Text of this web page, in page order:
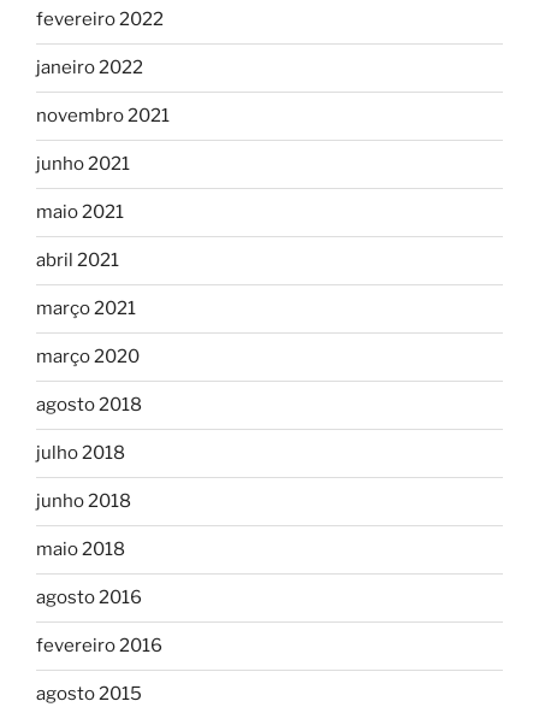
fevereiro 2022
janeiro 2022
novembro 2021
junho 2021
maio 2021
abril 2021
março 2021
março 2020
agosto 2018
julho 2018
junho 2018
maio 2018
agosto 2016
fevereiro 2016
agosto 2015